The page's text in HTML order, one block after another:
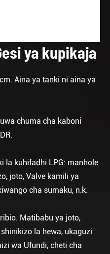
ya kupikaja
Aina ya tanki ni aina ya
chuma cha kaboni
la kuhifadhi LPG: manhole
joto, Valve kamili ya
cha sumaku, n.k.
Matibabu ya joto,
la hewa, ukaguzi
wa Ufundi, cheti cha